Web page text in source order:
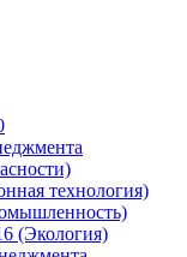
технология)
(Экология)